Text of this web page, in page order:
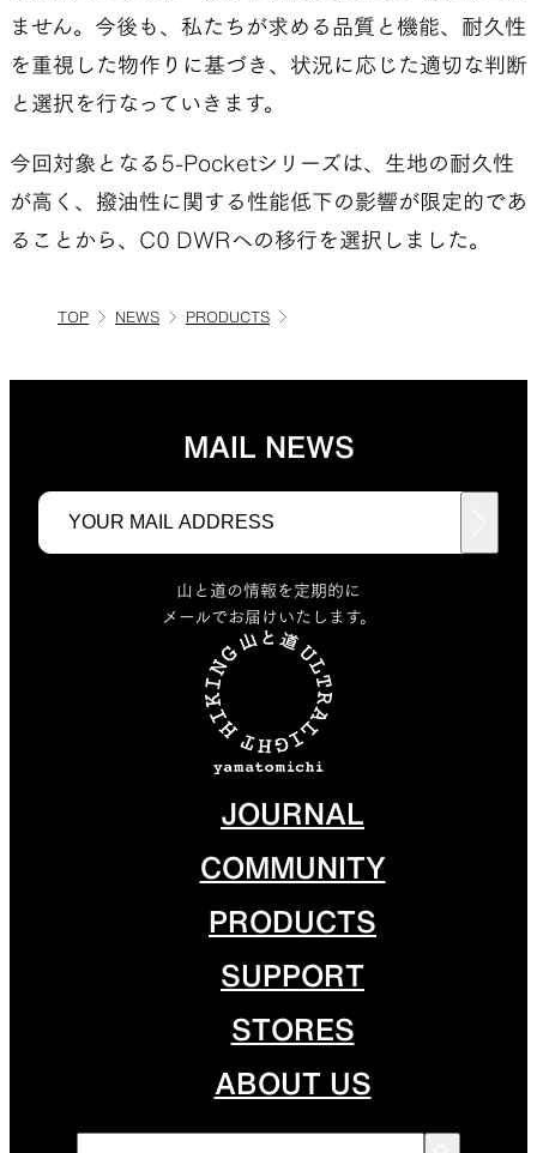
ません。今後も、私たちが求める品質と機能、耐久性
を重視した物作りに基づき、状況に応じた適切な判断
と選択を行なっていきます。
今回対象となる5-Pocketシリーズは、生地の耐久性
が高く、撥油性に関する性能低下の影響が限定的であ
ることから、C0 DWRへの移行を選択しました。
TOP NEWS PRODUCTS
MAIL NEWS
山と道の情報を定期的に
メールでお届けいたします。
JOURNAL
COMMUNITY
PRODUCTS
SUPPORT
STORES
ABOUT US